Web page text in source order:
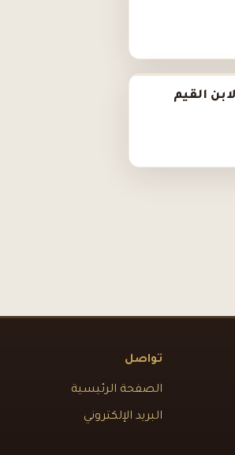
القيم
تواصل
الصفحة الرئيسية
البريد الإلكتروني